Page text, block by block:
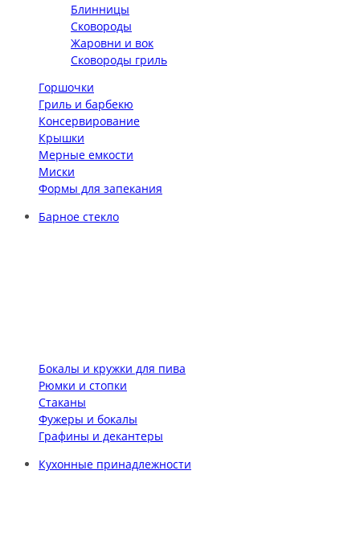
Блинницы
Сковороды
Жаровни и вок
Сковороды гриль
Горшочки
Гриль и барбекю
Консервирование
Крышки
Мерные емкости
Миски
Формы для запекания
Барное стекло
Бокалы и кружки для пива
Рюмки и стопки
Стаканы
Фужеры и бокалы
Графины и декантеры
Кухонные принадлежности